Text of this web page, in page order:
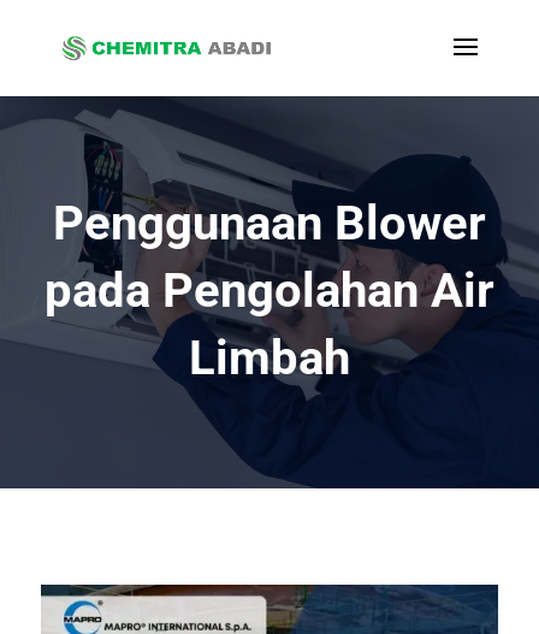
Penggunaan Blower
pada Pengolahan Air
Limbah